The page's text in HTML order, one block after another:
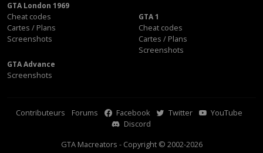
GTA London 1969
Cheat codes
Cartes / Plans
Screenshots
GTA 1
Cheat codes
Cartes / Plans
Screenshots
GTA Advance
Screenshots
Contributeurs Forums Facebook Twitter
YouTube
Discord
GTA Macreators - Copyright © 2002-2026